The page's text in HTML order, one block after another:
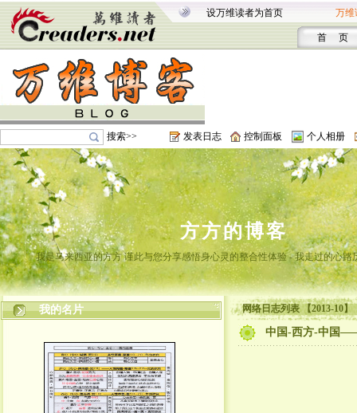
设万维读者为首页 万维
首 页
搜索>> 发表日志 控制面板 个人相册
方方的博客
我是马来西亚的方方 谨此与您分享感悟身心灵的整合性体验 - 我走过的心路
我的名片 网络日志列表 【2013-10】
中国-西方-中国